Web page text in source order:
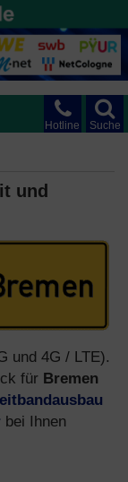
Suche
Hotline
und
und 4G / LTE).
für Bremen
bei Ihnen